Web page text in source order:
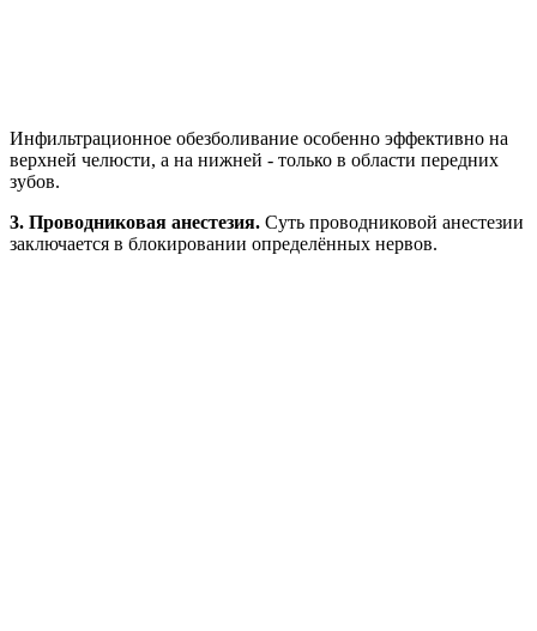
Инфильтрационное обезболивание особенно эффективно на
верхней челюсти, а на нижней - только в области передних
зубов.
3. Проводниковая анестезия. Суть проводниковой анестезии
заключается в блокировании определённых нервов.